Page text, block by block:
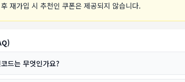
재가입 시 추천인 쿠폰은 제공되지 않습니다.
드는 무엇인가요?